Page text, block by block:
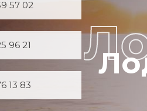
57 02
96 21
13 83